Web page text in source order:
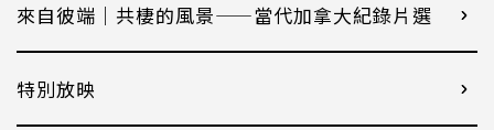
來自彼端｜共棲的風景——當代加拿大紀錄片選
特別放映